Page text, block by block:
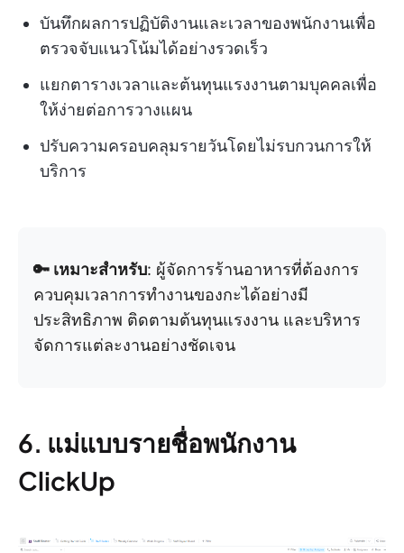
บันทึกผลการปฏิบัติงานและเวลาของพนักงานเพื่อ
ตรวจจับแนวโน้มได้อย่างรวดเร็ว
แยกตารางเวลาและต้นทุนแรงงานตามบุคคลเพื่อ
ให้ง่ายต่อการวางแผน
ปรับความครอบคลุมรายวันโดยไม่รบกวนการให้
บริการ
🔑 เหมาะสำหรับ: ผู้จัดการร้านอาหารที่ต้องการ
ควบคุมเวลาการทำงานของกะได้อย่างมี
ประสิทธิภาพ ติดตามต้นทุนแรงงาน และบริหาร
จัดการแต่ละงานอย่างชัดเจน
6. แม่แบบรายชื่อพนักงาน
ClickUp